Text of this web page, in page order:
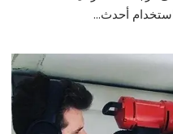
أحدث...